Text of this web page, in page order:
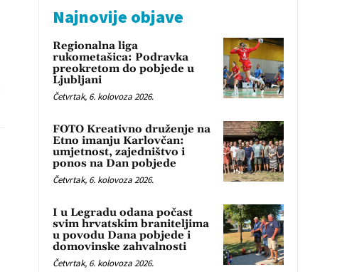
Najnovije objave
Regionalna liga
rukometašica: Podravka
preokretom do pobjede u
Ljubljani
Četvrtak, 6. kolovoza 2026.
FOTO Kreativno druženje na
Etno imanju Karlovčan:
umjetnost, zajedništvo i
ponos na Dan pobjede
Četvrtak, 6. kolovoza 2026.
I u Legradu odana počast
svim hrvatskim braniteljima
u povodu Dana pobjede i
domovinske zahvalnosti
Četvrtak, 6. kolovoza 2026.